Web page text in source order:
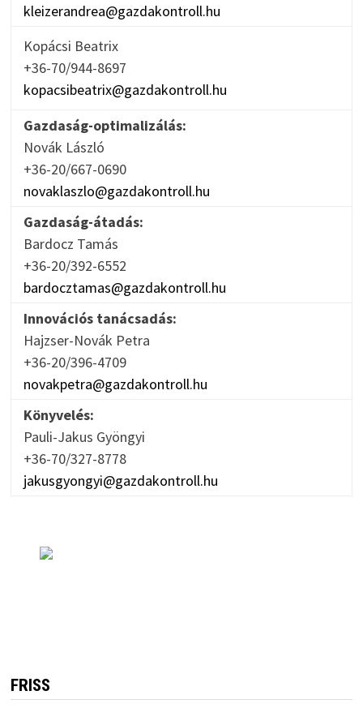
kleizerandrea@gazdakontroll.hu
Kopácsi Beatrix
+36-70/944-8697
kopacsibeatrix@gazdakontroll.hu
Gazdaság-optimalizálás:
Novák László
+36-20/667-0690
novaklaszlo@gazdakontroll.hu
Gazdaság-átadás:
Bardocz Tamás
+36-20/392-6552
bardocztamas@gazdakontroll.hu
Innovációs tanácsadás:
Hajzser-Novák Petra
+36-20/396-4709
novakpetra@gazdakontroll.hu
Könyvelés:
Pauli-Jakus Gyöngyi
+36-70/327-8778
jakusgyongyi@gazdakontroll.hu
FRISS